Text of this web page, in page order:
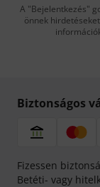
A "Bejelentkezés"
önnek
Biztonságos
Fizessen
Betéti- vagy